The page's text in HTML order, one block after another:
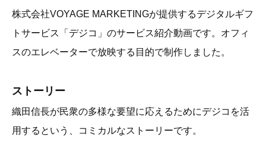
株式会社VOYAGE MARKETINGが提供するデジタルギフ
トサービス「デジコ」のサービス紹介動画です。オフィ
スのエレベーターで放映する目的で制作しました。
ストーリー
織田信長が民衆の多様な要望に応えるためにデジコを活
用するという、コミカルなストーリーです。